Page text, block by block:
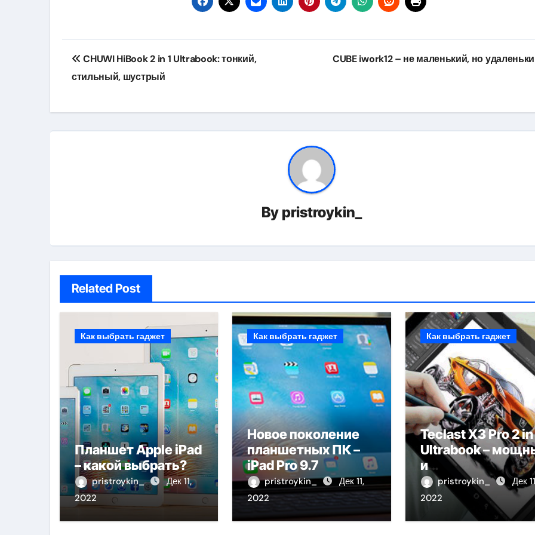
Навигация
по
CHUWI HiBook 2 in 1 Ultrabook: тонкий,
стильный, шустрый
CUBE iwork12 – не маленький, но
By pristroykin_
Related Post
Как выбрать гаджет
Планшет Apple iPad
– какой выбрать?
pristroykin_
Дек 11,
2022
Как выбрать гаджет
Новое поколение
планшетных ПК –
iPad Pro 9.7
pristroykin_
Дек 11,
2022
Как выбрать гаджет
Teclast X3 Pro 2 in
Ultrabook –
и
pristroykin_
Дек
2022